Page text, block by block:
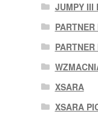
JUMPY III
PARTNER
PARTNER
XSARA
XSARA